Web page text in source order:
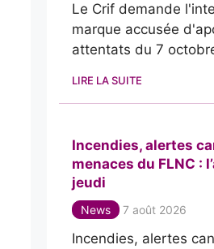
Le Crif demande
marque accusée
attentats du 7
LIRE LA SUITE
Incendies, alertes
menaces du FLNC :
jeudi
News 7 août 2026
Incendies, alertes